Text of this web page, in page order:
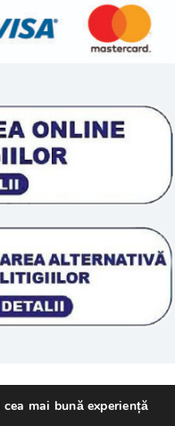
Toate drepturile
mai bună experiență